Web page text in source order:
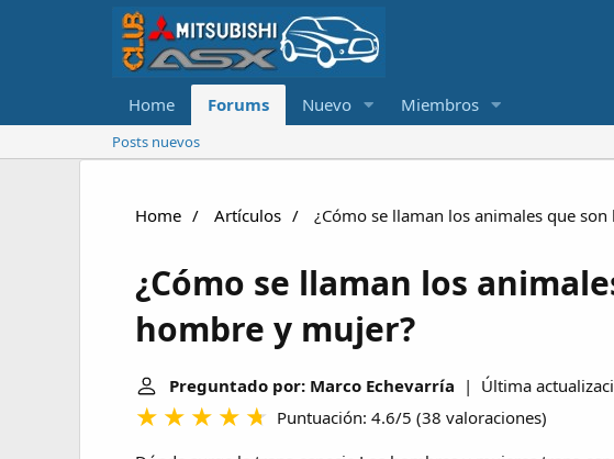
Home Forums Nuevo Miembros
Posts nuevos
Home Artículos ¿Cómo se llaman los animales que
¿Cómo se llaman los
hombre y mujer?
Preguntado por: Marco Echevarría | Última
Puntuación: 4.6/5 (38 valoraciones)